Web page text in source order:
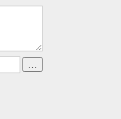
-" разве
откроет, да еще